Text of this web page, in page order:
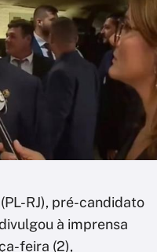
(PL-RJ), pré-candidato
à imprensa
feira (2),